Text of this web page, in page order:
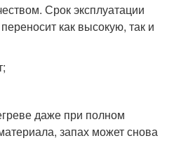
Срок эксплуатации
как высокую, так и
даже при полном
запах может снова